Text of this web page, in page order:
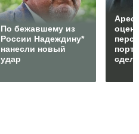
По бежавшему из
России Надеждину*
нанесли новый
удар